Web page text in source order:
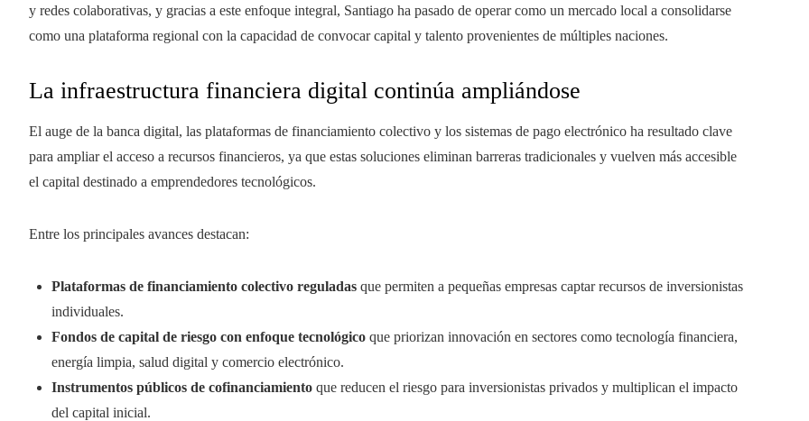
y redes colaborativas, y gracias a este enfoque integral, Santiago ha pasado de operar como un mercado local a consolidarse
como una plataforma regional con la capacidad de convocar capital y talento provenientes de múltiples naciones.
La infraestructura financiera digital continúa ampliándose
El auge de la banca digital, las plataformas de financiamiento colectivo y los sistemas de pago electrónico ha resultado clave
para ampliar el acceso a recursos financieros, ya que estas soluciones eliminan barreras tradicionales y vuelven más accesible
el capital destinado a emprendedores tecnológicos.
Entre los principales avances destacan:
Plataformas de financiamiento colectivo reguladas que permiten a pequeñas empresas captar recursos de inversionistas
individuales.
Fondos de capital de riesgo con enfoque tecnológico que priorizan innovación en sectores como tecnología financiera,
energía limpia, salud digital y comercio electrónico.
Instrumentos públicos de cofinanciamiento que reducen el riesgo para inversionistas privados y multiplican el impacto
del capital inicial.